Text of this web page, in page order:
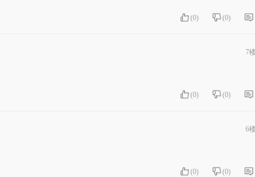
(0) (0)
7楼
(0) (0)
6楼
(0) (0)